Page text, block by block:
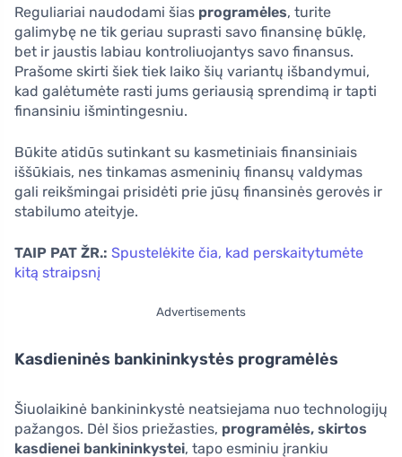
Reguliariai naudodami šias programėles, turite
galimybę ne tik geriau suprasti savo finansinę būklę,
bet ir jaustis labiau kontroliuojantys savo finansus.
Prašome skirti šiek tiek laiko šių variantų išbandymui,
kad galėtumėte rasti jums geriausią sprendimą ir tapti
finansiniu išmintingesniu.
Būkite atidūs sutinkant su kasmetiniais finansiniais
iššūkiais, nes tinkamas asmeninių finansų valdymas
gali reikšmingai prisidėti prie jūsų finansinės gerovės ir
stabilumo ateityje.
TAIP PAT ŽR.: Spustelėkite čia, kad perskaitytumėte
kitą straipsnį
Advertisements
Kasdieninės bankininkystės programėlės
Šiuolaikinė bankininkystė neatsiejama nuo technologijų
pažangos. Dėl šios priežasties, programėlės, skirtos
kasdienei bankininkystei, tapo esminiu įrankiu